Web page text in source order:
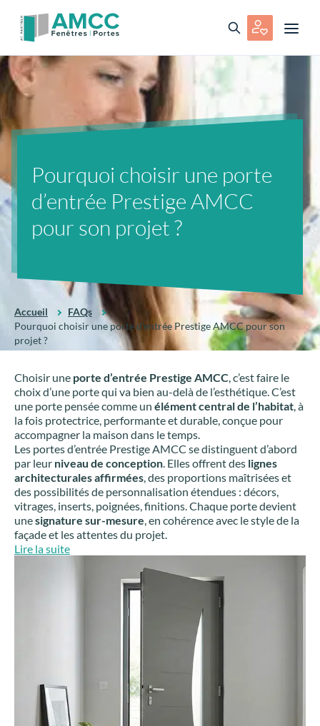
Pourquoi choisir une porte
d’entrée Prestige AMCC
pour son projet ?
Accueil
FAQs
Pourquoi choisir une porte d’entrée Prestige AMCC pour son
projet ?
Choisir une porte d’entrée Prestige AMCC, c’est faire le
choix d’une porte qui va bien au-delà de l’esthétique. C’est
une porte pensée comme un élément central de l’habitat, à
la fois protectrice, performante et durable, conçue pour
accompagner la maison dans le temps.
Les portes d’entrée Prestige AMCC se distinguent d’abord
par leur niveau de conception. Elles offrent des lignes
architecturales affirmées, des proportions maîtrisées et
des possibilités de personnalisation étendues : décors,
vitrages, inserts, poignées, finitions. Chaque porte devient
unesignature sur-mesure, en cohérence avec le style de la
façade et les attentes du projet.
Lire la suite: